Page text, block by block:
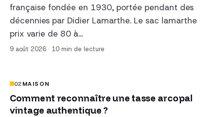
française fondée en 1930, portée pendant des
décennies par Didier Lamarthe. Le sac lamarthe
prix varie de 80 à…
9 août 2026 · 10 min de lecture
02MAISON
Comment reconnaître une tasse arcopal
vintage authentique ?